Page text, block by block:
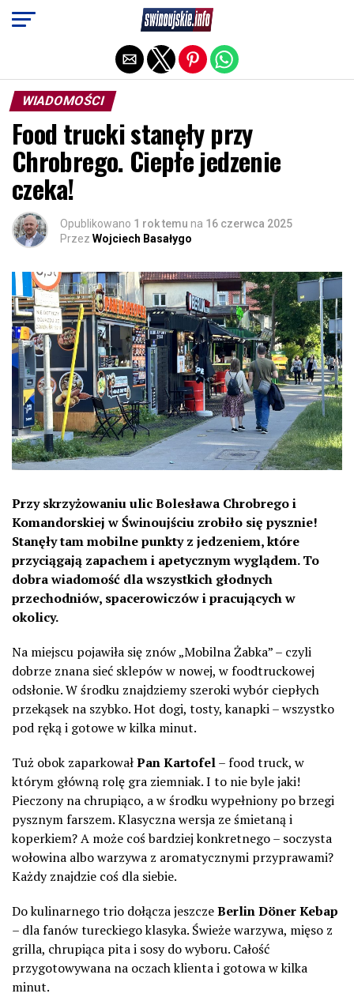
WIADOMOŚCI
Food trucki stanęły przy
Chrobrego. Ciepłe jedzenie
czeka!
Opublikowano 1 rok temu na 16 czerwca 2025
Przez Wojciech Basałygo
Przy skrzyżowaniu ulic Bolesława Chrobrego i
Komandorskiej w Świnoujściu zrobiło się pysznie!
Stanęły tam mobilne punkty z jedzeniem, które
przyciągają zapachem i apetycznym wyglądem. To
dobra wiadomość dla wszystkich głodnych
przechodniów, spacerowiczów i pracujących w
okolicy.
Na miejscu pojawiła się znów „Mobilna Żabka” – czyli
dobrze znana sieć sklepów w nowej, w foodtruckowej
odsłonie. W środku znajdziemy szeroki wybór ciepłych
przekąsek na szybko. Hot dogi, tosty, kanapki – wszystko
pod ręką i gotowe w kilka minut.
Tuż obok zaparkowałPan Kartofel– food truck, w
którym główną rolę gra ziemniak. I to nie byle jaki!
Pieczony na chrupiąco, a w środku wypełniony po brzegi
pysznym farszem. Klasyczna wersja ze śmietaną i
koperkiem? A może coś bardziej konkretnego – soczysta
wołowina albo warzywa z aromatycznymi przyprawami?
Każdy znajdzie coś dla siebie.
Do kulinarnego trio dołącza jeszczeBerlin Döner Kebap
– dla fanów tureckiego klasyka. Świeże warzywa, mięso z
grilla, chrupiąca pita i sosy do wyboru. Całość
przygotowywana na oczach klienta i gotowa w kilka
minut.
Exit mobile version